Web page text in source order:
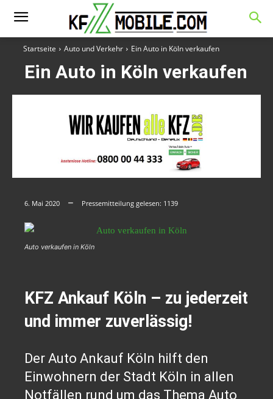
Startseite Auto und Verkehr Ein Auto in Köln verkaufen
Ein Auto in Köln verkaufen
6. Mai 2020 Pressemitteilung gelesen: 1139
Auto verkaufen in Köln
KFZ Ankauf Köln – zu jederzeit
und immer zuverlässig!
Der Auto Ankauf Köln hilft den
Einwohnern der Stadt Köln in allen
Notfällen rund um das Thema Auto